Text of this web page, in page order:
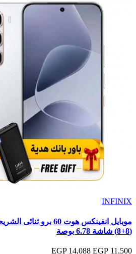
INFINIX
(8+8) شاشة 6.78 بوصة
11,500 EGP
14,088 EGP